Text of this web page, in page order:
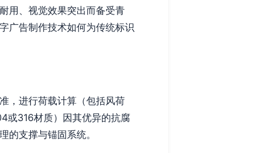
用、视觉效果突出而备受青
广告制作技术如何为传统标识
，进行荷载计算（包括风荷
或316材质）因其优异的抗腐
的支撑与锚固系统。